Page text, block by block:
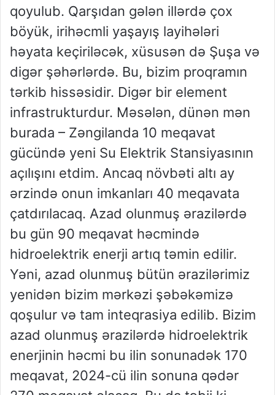
qoyulub. Qarşıdan gələn illərdə çox
böyük, irihəcmli yaşayış layihələri
həyata keçiriləcək, xüsusən də Şuşa və
digər şəhərlərdə. Bu, bizim proqramın
tərkib hissəsidir. Digər bir element
infrastrukturdur. Məsələn, dünən mən
burada – Zəngilanda 10 meqavat
gücündə yeni Su Elektrik Stansiyasının
açılışını etdim. Ancaq növbəti altı ay
ərzində onun imkanları 40 meqavata
çatdırılacaq. Azad olunmuş ərazilərdə
bu gün 90 meqavat həcmində
hidroelektrik enerji artıq təmin edilir.
Yəni, azad olunmuş bütün ərazilərimiz
yenidən bizim mərkəzi şəbəkəmizə
qoşulur və tam inteqrasiya edilib. Bizim
azad olunmuş ərazilərdə hidroelektrik
enerjinin həcmi bu ilin sonunadək 170
meqavat, 2024-cü ilin sonuna qədər